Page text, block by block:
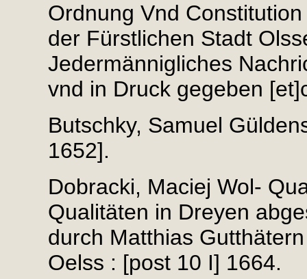
Ordnung Vnd
der Fürstlichen Stadt
Jedermännigliches
vnd in Druck gegeben
Butschky, Samuel
1652].
Dobracki, Maciej Wol-
Qualitäten in Dreyen
durch Matthias
Oelss : [post 10 I] 1664.